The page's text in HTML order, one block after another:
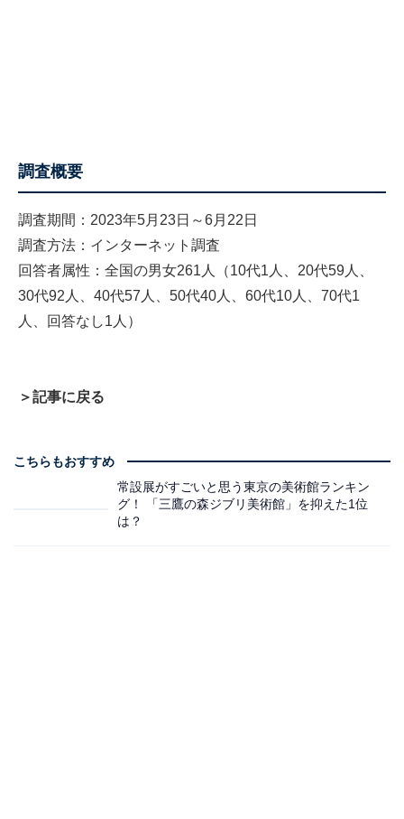
調査概要
調査期間：2023年5月23日～6月22日
調査方法：インターネット調査
回答者属性：全国の男女261人（10代1人、20代59人、
30代92人、40代57人、50代40人、60代10人、70代1
人、回答なし1人）
＞記事に戻る
こちらもおすすめ
常設展がすごいと思う東京の美術館ランキン
グ！ 「三鷹の森ジブリ美術館」を抑えた1位
は？